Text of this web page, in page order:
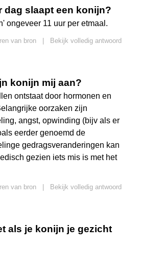
dag slaapt een konijn?
ongeveer 11 uur per etmaal.
van bron
Bekijk volledig antwoord
konijn mij aan?
ontstaat door hormonen en
oorzaken zijn
angst, opwinding (bijv als er
eerder genoemd de
gedragsveranderingen kan
gezien iets mis is met het
van bron
Bekijk volledig antwoord
als je konijn je gezicht